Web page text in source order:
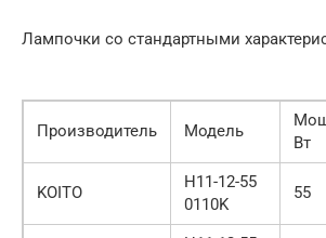
Лампочки со стандартными
Производитель Модель
Вт
KOITO
H11-12-55
0110K
55